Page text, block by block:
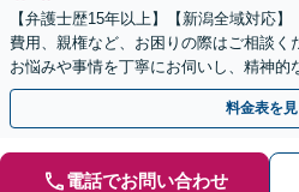
【弁護士歴15年以上】【新潟全域対応
費用、親権など、お困りの際はご相談く
お悩みや事情を丁寧にお伺いし、精神的
けています。有利な結果を得られるよう
料金表を
電話でお問い合わせ